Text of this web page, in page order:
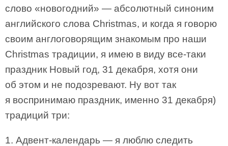
слово «новогодний» — абсолютный синоним
английского слова Christmas, и когда я говорю
своим англоговорящим знакомым про наши
Christmas традиции, я имею в виду все-таки
праздник Новый год, 31 декабря, хотя они
об этом и не подозревают. Ну вот так
я воспринимаю праздник, именно 31 декабря)
традиций три:
1. Адвент-календарь — я люблю следить